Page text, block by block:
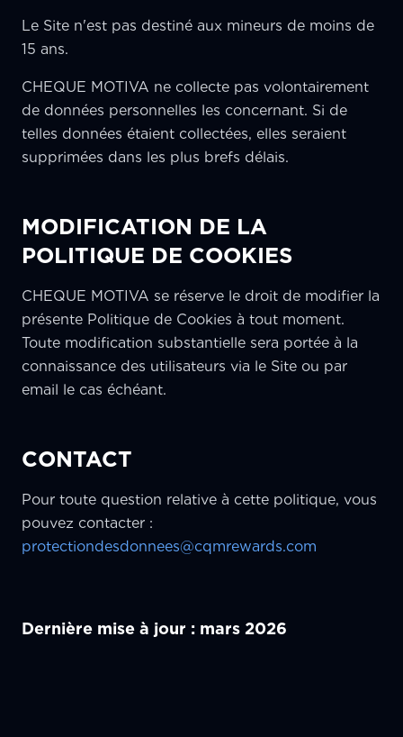
Le Site n'est pas destiné aux mineurs de moins de
15 ans.
CHEQUE MOTIVA ne collecte pas volontairement
de données personnelles les concernant. Si de
telles données étaient collectées, elles seraient
supprimées dans les plus brefs délais.
MODIFICATION DE LA
POLITIQUE DE COOKIES
CHEQUE MOTIVA se réserve le droit de modifier la
présente Politique de Cookies à tout moment.
Toute modification substantielle sera portée à la
connaissance des utilisateurs via le Site ou par
email le cas échéant.
CONTACT
Pour toute question relative à cette politique, vous
pouvez contacter :
protectiondesdonnees@cqmrewards.com
Dernière mise à jour : mars 2026